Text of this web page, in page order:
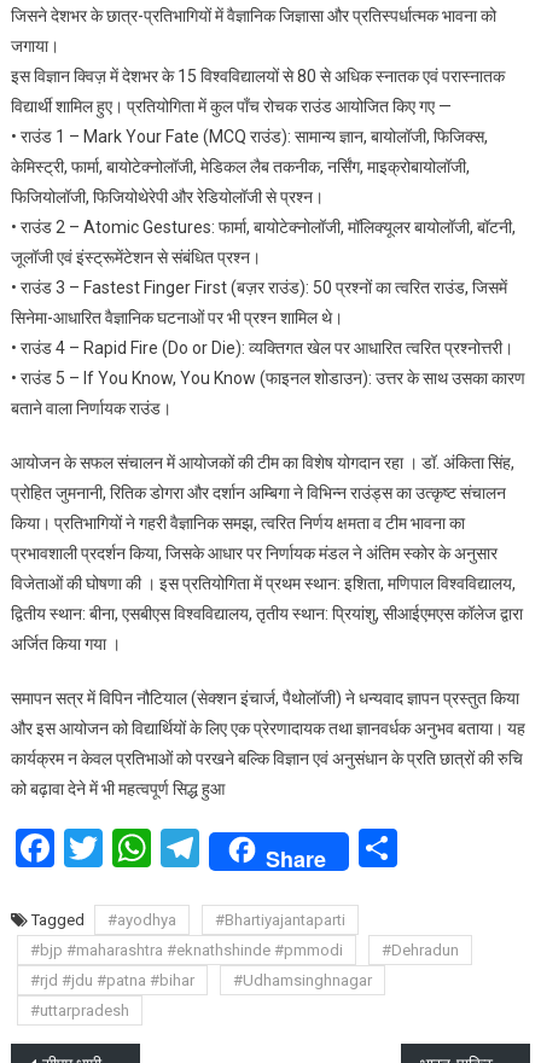
जिसने देशभर के छात्र-प्रतिभागियों में वैज्ञानिक जिज्ञासा और प्रतिस्पर्धात्मक भावना को
जगाया।
इस विज्ञान क्विज़ में देशभर के 15 विश्वविद्यालयों से 80 से अधिक स्नातक एवं परास्नातक
विद्यार्थी शामिल हुए। प्रतियोगिता में कुल पाँच रोचक राउंड आयोजित किए गए —
• राउंड 1 – Mark Your Fate (MCQ राउंड): सामान्य ज्ञान, बायोलॉजी, फिजिक्स,
केमिस्ट्री, फार्मा, बायोटेक्नोलॉजी, मेडिकल लैब तकनीक, नर्सिंग, माइक्रोबायोलॉजी,
फिजियोलॉजी, फिजियोथेरेपी और रेडियोलॉजी से प्रश्न।
• राउंड 2 – Atomic Gestures: फार्मा, बायोटेक्नोलॉजी, मॉलिक्यूलर बायोलॉजी, बॉटनी,
जूलॉजी एवं इंस्ट्रूमेंटेशन से संबंधित प्रश्न।
• राउंड 3 – Fastest Finger First (बज़र राउंड): 50 प्रश्नों का त्वरित राउंड, जिसमें
सिनेमा-आधारित वैज्ञानिक घटनाओं पर भी प्रश्न शामिल थे।
• राउंड 4 – Rapid Fire (Do or Die): व्यक्तिगत खेल पर आधारित त्वरित प्रश्नोत्तरी।
• राउंड 5 – If You Know, You Know (फाइनल शोडाउन): उत्तर के साथ उसका कारण
बताने वाला निर्णायक राउंड।
आयोजन के सफल संचालन में आयोजकों की टीम का विशेष योगदान रहा । डॉ. अंकिता सिंह,
प्रोहित जुमनानी, रितिक डोगरा और दर्शान अम्बिगा ने विभिन्न राउंड्स का उत्कृष्ट संचालन
किया। प्रतिभागियों ने गहरी वैज्ञानिक समझ, त्वरित निर्णय क्षमता व टीम भावना का
प्रभावशाली प्रदर्शन किया, जिसके आधार पर निर्णायक मंडल ने अंतिम स्कोर के अनुसार
विजेताओं की घोषणा की । इस प्रतियोगिता में प्रथम स्थान: इशिता, मणिपाल विश्वविद्यालय,
द्वितीय स्थान: बीना, एसबीएस विश्वविद्यालय, तृतीय स्थान: प्रियांशु, सीआईएमएस कॉलेज द्वारा
अर्जित किया गया ।
समापन सत्र में विपिन नौटियाल (सेक्शन इंचार्ज, पैथोलॉजी) ने धन्यवाद ज्ञापन प्रस्तुत किया
और इस आयोजन को विद्यार्थियों के लिए एक प्रेरणादायक तथा ज्ञानवर्धक अनुभव बताया। यह
कार्यक्रम न केवल प्रतिभाओं को परखने बल्कि विज्ञान एवं अनुसंधान के प्रति छात्रों की रुचि
को बढ़ावा देने में भी महत्वपूर्ण सिद्ध हुआ
Facebook
Twitter
WhatsApp
Telegram
Share Share
Tagged #ayodhya
#Bhartiyajantaparti
#bjp #maharashtra #eknathshinde #pmmodi
#Dehradun
#rjd #jdu #patna #bihar
#Udhamsinghnagar
#uttarpradesh